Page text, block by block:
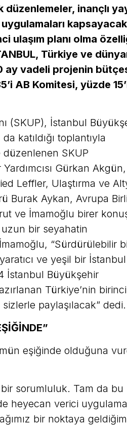
düzenlemeler, inançlı
ulaşım planı olma
Türkiye ve
ay vadeli projenin
AB Komitesi, yüzde
(SKUP), İstanbul
katıldığı toplantıyla
düzenlenen SKUP
Gürkan
Leffler, Ulaştırma ve
Burak Aykan, Avrupa
ve İmamoğlu birer
uzun bir seyahatin
“Sürdürülebilir
ve yeşil bir İstanbul
İstanbul Büyükşehir
Türkiye’nin birinci
paylaşılacak” dedi.
eşiğinde olduğuna
sorumluluk. Tam da bu
heyecan verici
bir noktaya